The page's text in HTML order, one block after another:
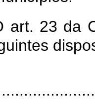
art. 23 da